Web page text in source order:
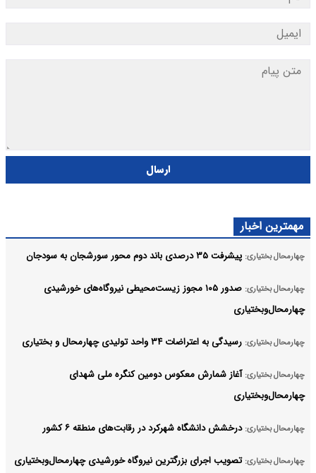
ارسال
مهمترین اخبار
چهارمحال بختیاری: پیشرفت ۳۵ درصدی باند دوم محور سورشجان به سودجان
چهارمحال بختیاری:
صدور ۱۰۵ مجوز زیست‌محیطی نیروگاه‌های خورشیدی
چهارمحال‌وبختیاری
چهارمحال بختیاری: رسیدگی به اعتراضات ۳۴ واحد تولیدی چهارمحال و بختیاری
چهارمحال بختیاری: آغاز شمارش معکوس دومین کنگره ملی شهدای
چهارمحال‌وبختیاری
چهارمحال بختیاری: درخشش دانشگاه شهرکرد در رقابت‌های منطقه ۶ کشور
چهارمحال بختیاری: تصویب اجرای بزرگترین نیروگاه خورشیدی چهارمحال‌وبختیاری